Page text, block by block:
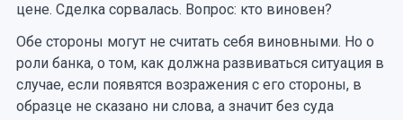
цене. Сделка сорвалась. Вопрос: кто виновен?
Обе стороны могут не считать себя виновными. Но о
роли банка, о том, как должна развиваться ситуация в
случае, если появятся возражения с его стороны, в
образце не сказано ни слова, а значит без суда